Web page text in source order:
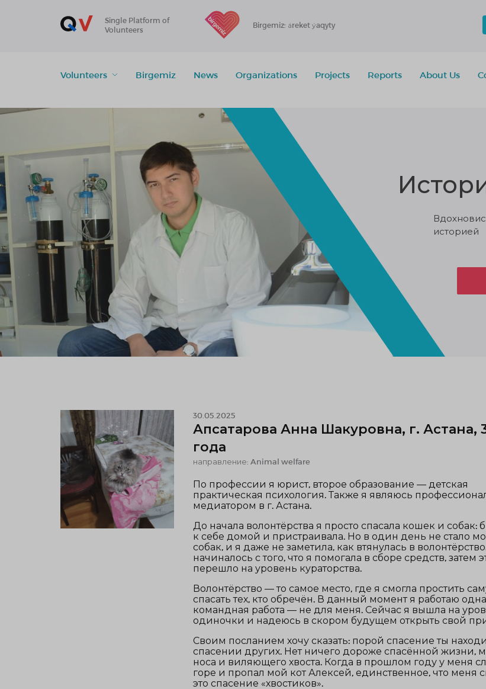
Single Platform of
Volunteers
Birgemiz: áreket ýaqyty
Volunteers Birgemiz News Organizations Projects Reports About Us
историей
30.05.2025
Апсатарова Анна Шакуровна, г. Астана,
года
направление: Animal welfare
По профессии я юрист, второе образование — детская
практическая психология. Также я являюсь
медиатором в г. Астана.
До начала волонтёрства я просто спасала кошек и собак:
к себе домой и пристраивала. Но в один день не стало
собак, и я даже не заметила, как втянулась в
начиналось с того, что я помогала в сборе средств, затем
перешло на уровень кураторства.
Волонтёрство — то самое место, где я смогла простить
спасать тех, кто обречён. В данный момент я работаю
командная работа — не для меня. Сейчас я вышла на
одиночки и надеюсь в скором будущем открыть свой
Своим посланием хочу сказать: порой спасение ты
спасении других. Нет ничего дороже спасённой жизни,
носа и виляющего хвоста. Когда в прошлом году у меня
горе и пропал мой кот Алексей, единственное, что меня
это спасение «хвостиков».